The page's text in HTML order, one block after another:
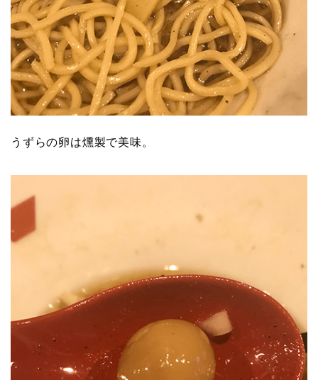
うずらの卵は燻製で美味。